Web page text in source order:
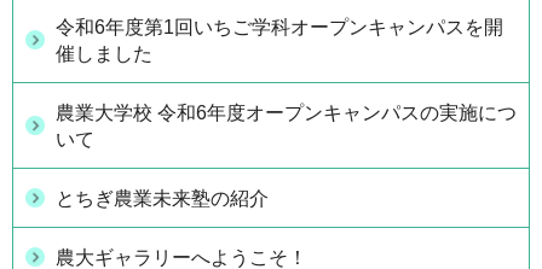
令和6年度第1回いちご学科オープンキャンパスを開
催しました
農業大学校 令和6年度オープンキャンパスの実施につ
いて
とちぎ農業未来塾の紹介
農大ギャラリーへようこそ！